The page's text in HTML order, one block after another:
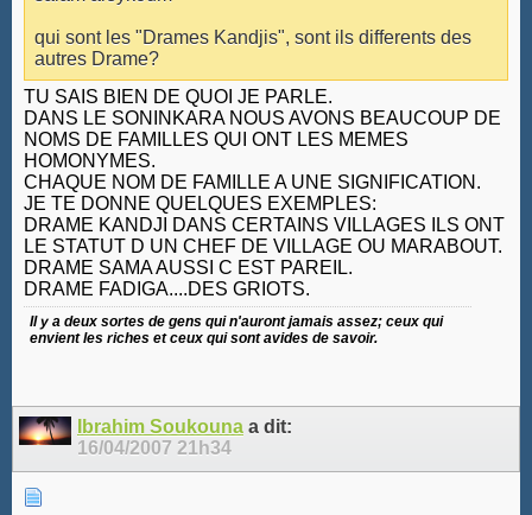
qui sont les "Drames Kandjis", sont ils differents des
autres Drame?
TU SAIS BIEN DE QUOI JE PARLE.
DANS LE SONINKARA NOUS AVONS BEAUCOUP DE
NOMS DE FAMILLES QUI ONT LES MEMES
HOMONYMES.
CHAQUE NOM DE FAMILLE A UNE SIGNIFICATION.
JE TE DONNE QUELQUES EXEMPLES:
DRAME KANDJI DANS CERTAINS VILLAGES ILS ONT
LE STATUT D UN CHEF DE VILLAGE OU MARABOUT.
DRAME SAMA AUSSI C EST PAREIL.
DRAME FADIGA....DES GRIOTS.
Il y a deux sortes de gens qui n'auront jamais assez; ceux qui
envient les riches et ceux qui sont avides de savoir.
Ibrahim Soukouna a dit:
16/04/2007 21h34